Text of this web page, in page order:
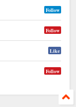
Follow
Follow
Like
Follow